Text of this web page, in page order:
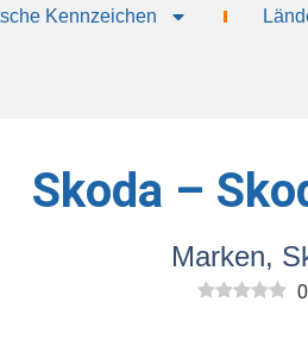
Kennzeichen
Skoda –
Marken,
0